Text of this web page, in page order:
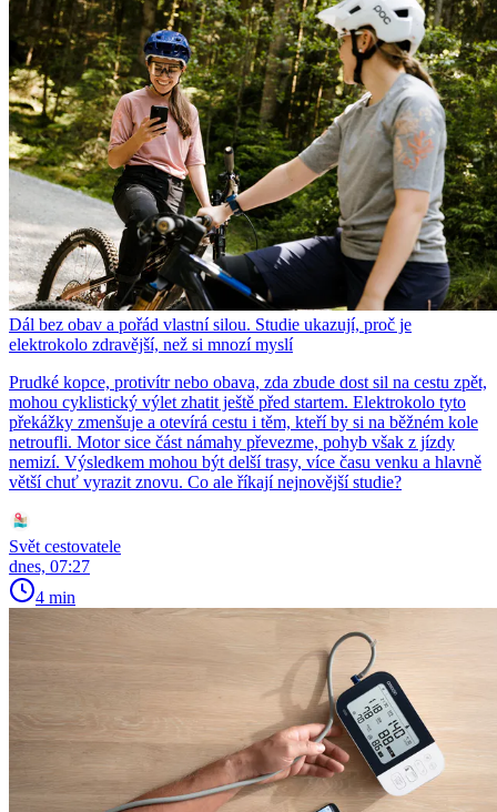
Dál bez obav a pořád vlastní silou. Studie ukazují, proč je
elektrokolo zdravější, než si mnozí myslí
Prudké kopce, protivítr nebo obava, zda zbude dost sil na cestu zpět,
mohou cyklistický výlet zhatit ještě před startem. Elektrokolo tyto
překážky zmenšuje a otevírá cestu i těm, kteří by si na běžném kole
netroufli. Motor sice část námahy převezme, pohyb však z jízdy
nemizí. Výsledkem mohou být delší trasy, více času venku a hlavně
větší chuť vyrazit znovu. Co ale říkají nejnovější studie?
Svět cestovatele
dnes, 07:27
4 min